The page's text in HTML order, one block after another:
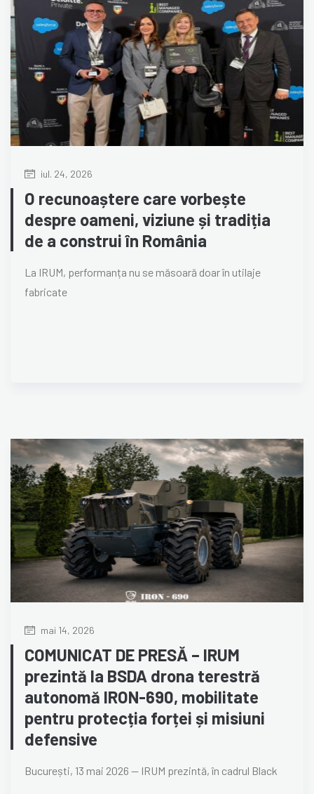
iul. 24, 2026
O recunoaștere care vorbește
despre oameni, viziune și tradiția
de a construi în România
La IRUM, performanța nu se măsoară doar în utilaje
fabricate
mai 14, 2026
COMUNICAT DE PRESĂ – IRUM
prezintă la BSDA drona terestră
autonomă IRON-690, mobilitate
pentru protecția forței și misiuni
defensive
București, 13 mai 2026 — IRUM prezintă, în cadrul Black